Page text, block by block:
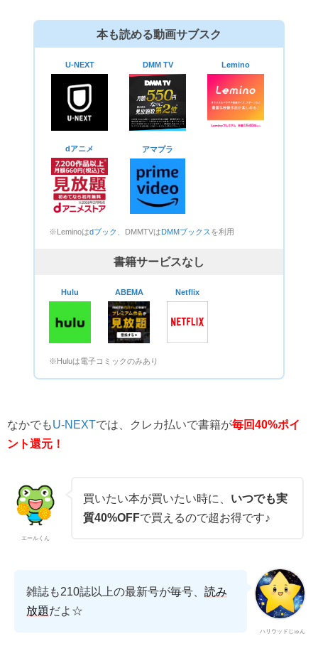
本も読める動画サブスク
U-NEXT DMM TV Lemino
dアニメ アマプラ
※Leminoはdブック 、DMMTVはDMMブックス を利用
書籍サービスなし
Hulu ABEMA Netflix
※Huluは電子コミックのみあり
なかでもU-NEXTでは、クレカ払いで書籍が毎回40%ポイ
ント還元！
エールくん
買いたい本が買いたい時に、 いつでも実
質40%OFFで買えるので超お得です♪
ハリウッドじゅん
雑誌も210誌以上の最新号が毎号、 読み
放題だよ☆